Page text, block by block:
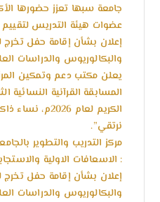
جامعة سبها تعزز حضورها
عضوات هيئة التدريس
إعلان بشأن إقامة حفل
والبكالوريوس والدراسات
يعلن مكتب دعم وتمكين
المسابقة القرآنية النسائية
الكريم لعام
نرتقي”.
مركز التدريب والتطوير
: الاسعافات الاولية
إعلان بشأن إقامة حفل
والبكالوريوس والدراسات